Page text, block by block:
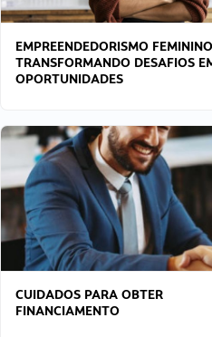
EMPREENDEDORISMO
TRANSFORMANDO DESAFIOS
OPORTUNIDADES
CUIDADOS PARA OBTER
FINANCIAMENTO